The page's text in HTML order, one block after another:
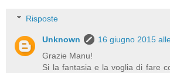
Risposte
Unknown
16 giugno 2015
Grazie Manu!
Si la fantasia e la voglia di fare